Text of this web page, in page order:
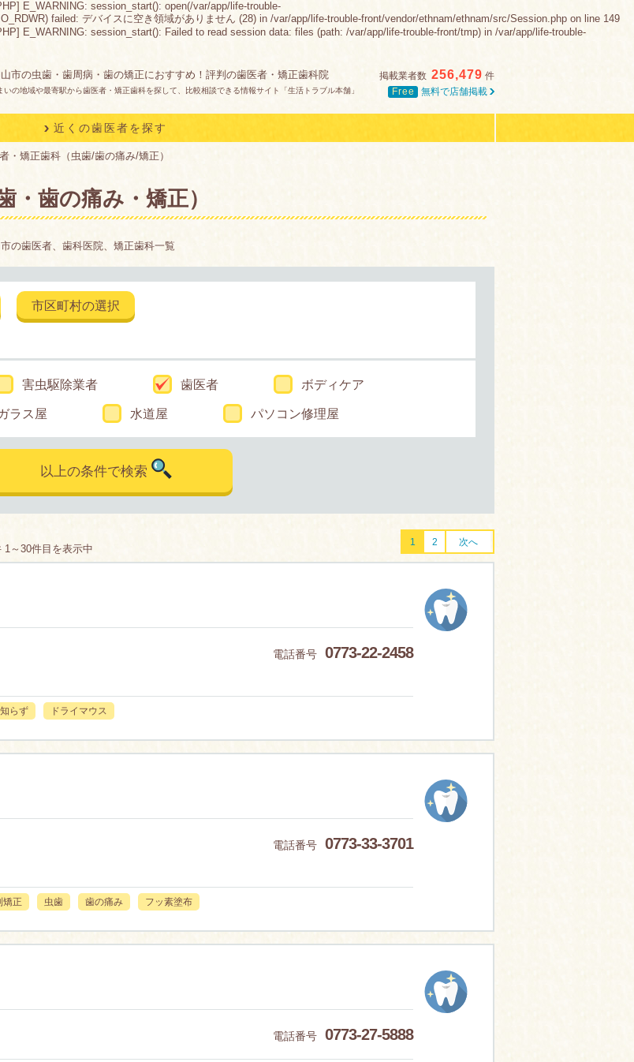
E_WARNING: session_start(): open(/var/app/life-trouble-
failed: デバイスに空き領域がありません (28) in /var/app/life-trouble-front/vendor/ethnam/ethnam/src/Session.php on line 149
E_WARNING: session_start(): Failed to read session data: files (path: /var/app/life-trouble-front/tmp) in /var/app/life-trouble-
市の虫歯・歯周病・歯の矯正におすすめ！評判の歯医者・矯正歯科院
いの地域や最寄駅から歯医者・矯正歯科を探して、比較相談できる情報サイト「生活トラブル本舗」
掲載業者数 256,479 件
Free
無料で店舗掲載
近くの歯医者を探す
・矯正歯科（虫歯/歯の痛み/矯正）
歯の痛み・矯正）
の歯医者、歯科医院、矯正歯科一覧
市区町村の選択
害虫駆除業者 歯医者 ボディケア
ラス屋 水道屋 パソコン修理屋
以上の条件で検索
～30件目を表示中
1 2 次へ
電話番号 0773-22-2458
らず ドライマウス
電話番号 0773-33-3701
矯正 虫歯 歯の痛み フッ素塗布
電話番号 0773-27-5888